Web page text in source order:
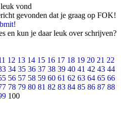
vond
gevonden dat je graag op FOK!
en kun je daar leuk over schrijven?
12 13 14 15 16 17 18 19 20 21 22
34 35 36 37 38 39 40 41 42 43 44
56 57 58 59 60 61 62 63 64 65 66
78 79 80 81 82 83 84 85 86 87 88
100